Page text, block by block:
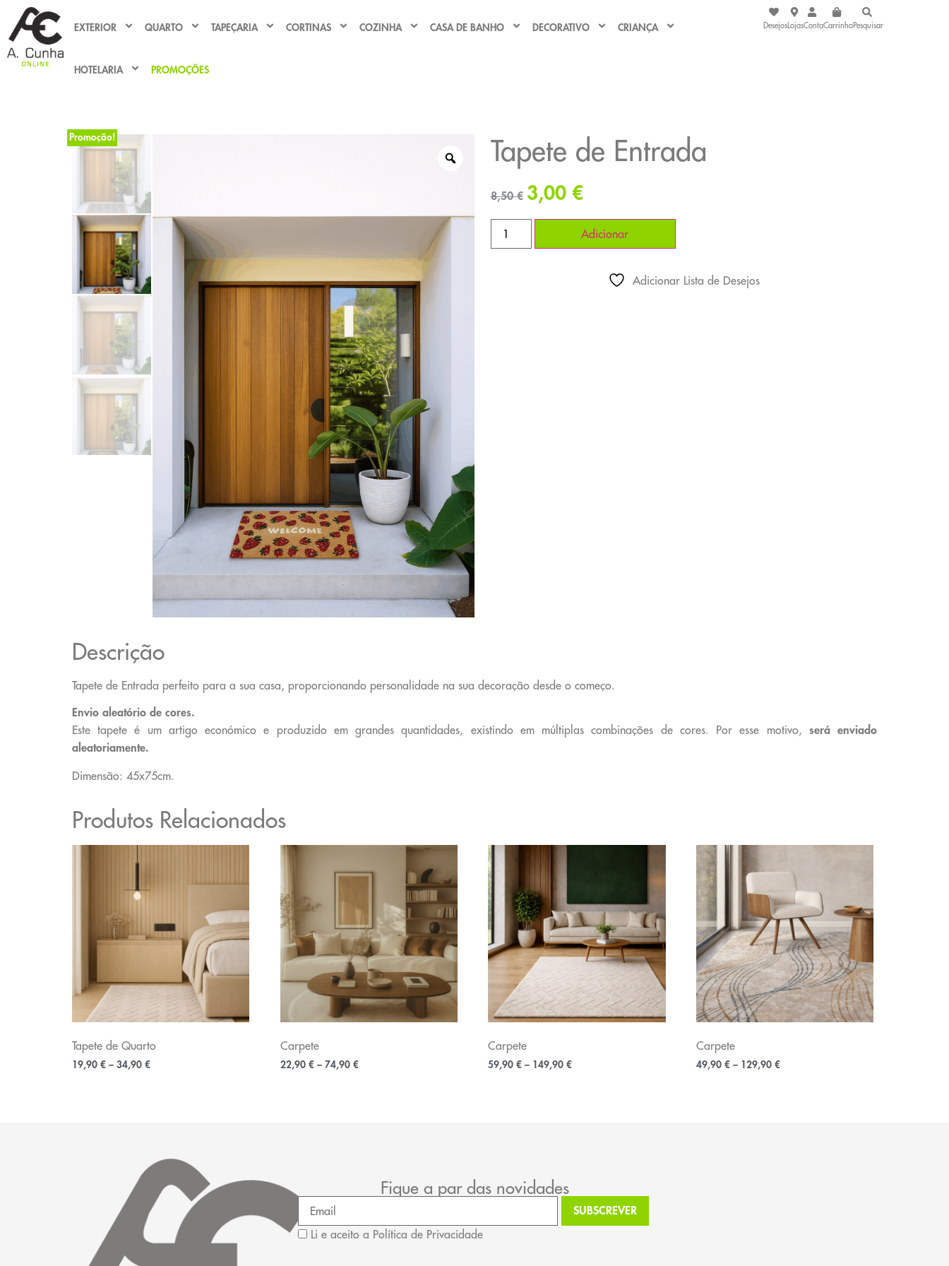
EXTERIOR QUARTO TAPEÇARIA CORTINAS COZINHA CASA DE BANHO DECORATIVO CRIANÇA
HOTELARIA PROMOÇÕES
DesejosLojasContaCarrinhoPesquisar
Promoção! Tapete de Entrada
8,50€ 3,00 €
Adicionar
Adicionar Lista de Desejos
Descrição
Tapete de Entrada perfeito para a sua casa, proporcionando personalidade na sua decoração desde o começo.
Envio aleatório de cores.
Este tapete é um artigo económico e produzido em grandes quantidades, existindo em múltiplas combinações de cores. Por esse motivo, será enviado
aleatoriamente.
Dimensão: 45x75cm.
Produtos Relacionados
Tapete de Quarto
19,90 € – 34,90 €
Carpete
22,90 € – 74,90 €
Carpete
59,90€ – 149,90€
Carpete
49,90€ – 129,90€
Fique a par das novidades
Li e aceito a Política de Privacidade